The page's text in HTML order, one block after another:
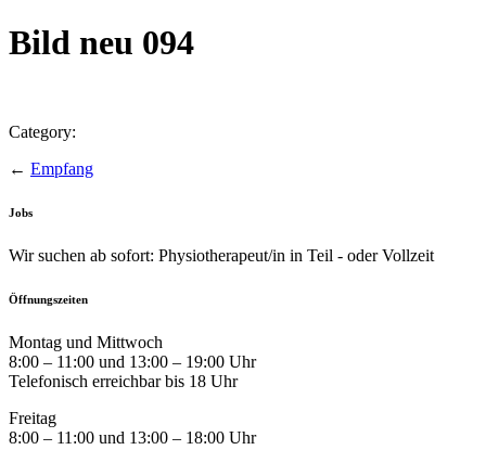
Bild neu 094
Category:
← Empfang
Jobs
Wir suchen ab sofort: Physiotherapeut/in in Teil - oder Vollzeit
Öffnungszeiten
Montag und Mittwoch
8:00 – 11:00 und 13:00 – 19:00 Uhr
Telefonisch erreichbar bis 18 Uhr
Freitag
8:00 – 11:00 und 13:00 – 18:00 Uhr